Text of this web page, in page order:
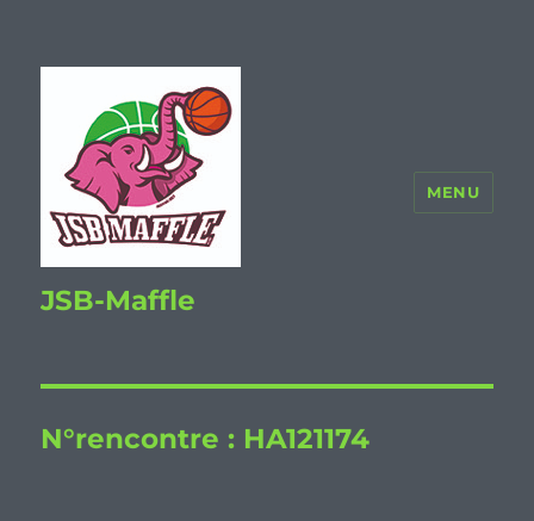
JSB-Maffle
MENU
N°rencontre : HA121174